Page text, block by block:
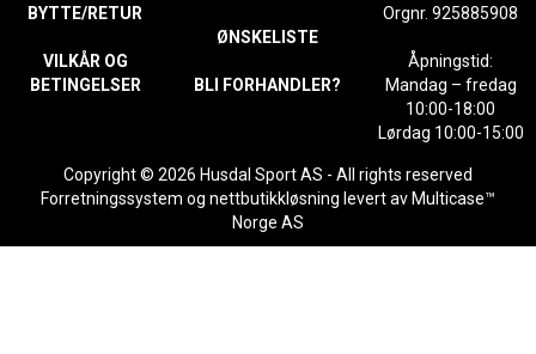
BYTTE/RETUR
VILKÅR OG
BETINGELSER
ØNSKELISTE
BLI FORHANDLER?
Orgnr. 925885908
Åpningstid:
Mandag – fredag
10:00-18:00
Lørdag 10:00-15:00
Copyright © 2026 Husdal Sport AS - All rights reserved
Forretningssystem og nettbutikkløsning levert av Multicase™
Norge AS